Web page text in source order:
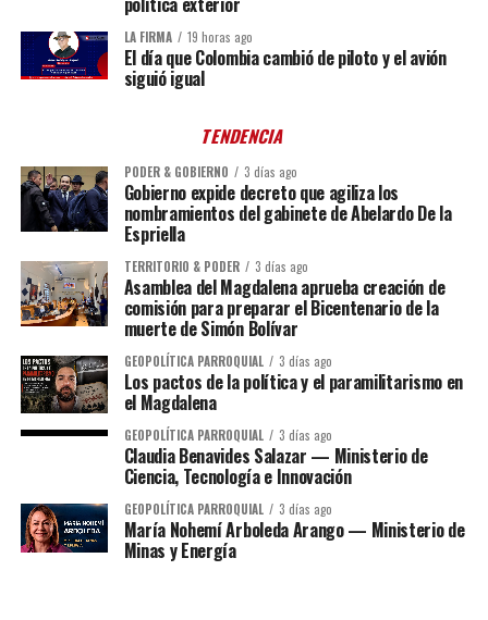
LA FIRMA 19 horas ago
El día que Colombia cambió de piloto y el avión
siguió igual
TENDENCIA
PODER & GOBIERNO 3 días ago
Gobierno expide decreto que agiliza los
nombramientos del gabinete de Abelardo De la
Espriella
TERRITORIO & PODER 3 días ago
Asamblea del Magdalena aprueba creación de
comisión para preparar el Bicentenario de la
muerte de Simón Bolívar
GEOPOLÍTICA PARROQUIAL 3 días ago
Los pactos de la política y el paramilitarismo en
el Magdalena
GEOPOLÍTICA PARROQUIAL 3 días ago
Claudia Benavides Salazar — Ministerio de
Ciencia, Tecnología e Innovación
GEOPOLÍTICA PARROQUIAL 3 días ago
María Nohemí Arboleda Arango — Ministerio de
Minas y Energía